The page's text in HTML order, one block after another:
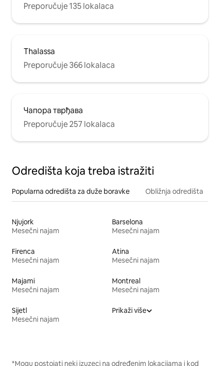
Preporučuje 135 lokalaca
Thalassa
Preporučuje 366 lokalaca
Чапора тврђава
Preporučuje 257 lokalaca
Odredišta koja treba istražiti
Popularna odredišta za duže boravke Obližnja odredišta
Njujork
Mesečni najam
Barselona
Mesečni najam
Firenca
Mesečni najam
Atina
Mesečni najam
Majami
Mesečni najam
Montreal
Mesečni najam
Sijetl
Mesečni najam
Prikaži više
*Mogu postojati neki izuzeci na određenim lokacijama i kod